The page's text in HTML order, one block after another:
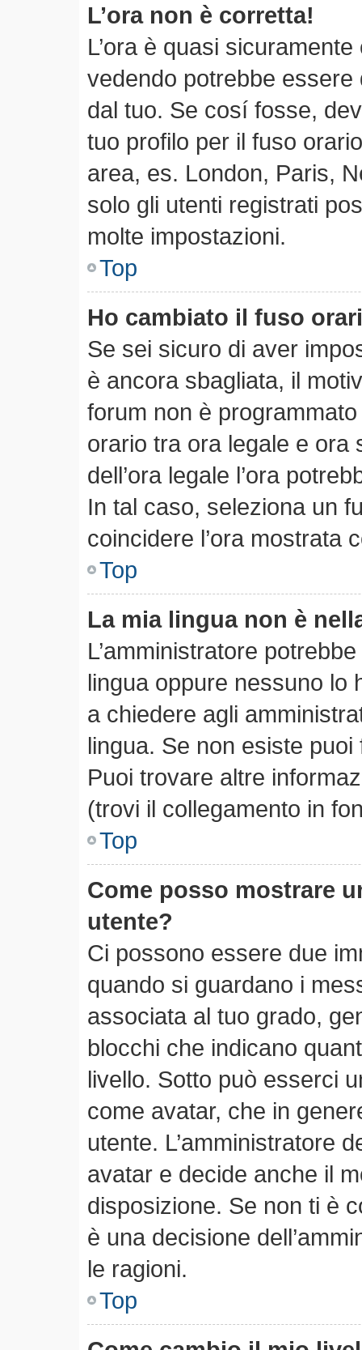
L’ora non è corretta!
L’ora è quasi
vedendo potrebbe
dal tuo. Se cosí fosse,
tuo profilo per il fuso
area, es. London, Paris,
solo gli utenti registrati
molte impostazioni.
Top
Ho cambiato il fuso
Se sei sicuro di aver
è ancora sbagliata, il
forum non è
orario tra ora legale e ora
dell’ora legale l’ora
In tal caso, seleziona un
coincidere l’ora mostrata
Top
La mia lingua non è
L’amministratore
lingua oppure nessuno lo
a chiedere agli
lingua. Se non esiste
Puoi trovare altre
(trovi il collegamento in
Top
Come posso mostrare
utente?
Ci possono essere due
quando si guardano i
associata al tuo grado,
blocchi che indicano
livello. Sotto può esserci
come avatar, che in
utente. L’amministratore
avatar e decide anche il
disposizione. Se non ti è
è una decisione
le ragioni.
Top